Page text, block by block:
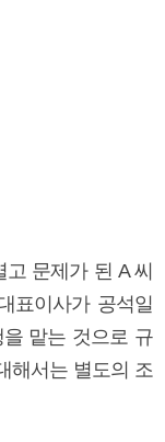
문제가 된 A 씨
표이사가 공석일
맡는 것으로 규
해서는 별도의 조